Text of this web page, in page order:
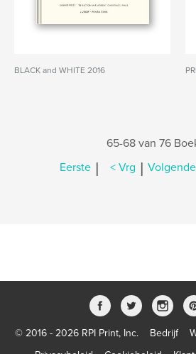
BLACK and WHITE 2016
65-68 van 76
Eerste | < Vrg |
© 2016 - 2026 RPI Print, Inc. Bedrijf